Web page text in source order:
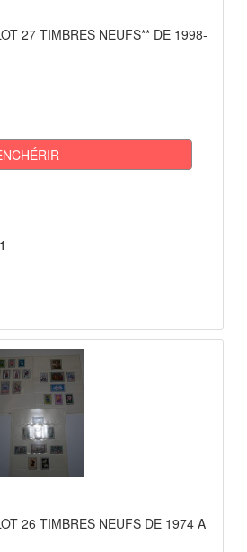
27 TIMBRES NEUFS** DE 1998-
26 TIMBRES NEUFS DE 1974 A